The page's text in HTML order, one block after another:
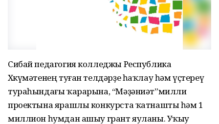
Сибай педагогия колледжы Республика
Хөкүмәтенең туған телдәрҙе һаҡлау һәм үҫтереү
тураһындағы ҡарарына, “Мәҙәниәт”милли
проектына ярашлы конкурста ҡатнашты һәм 1
миллион һумдан ашыу грант яуланы. Уҡыу